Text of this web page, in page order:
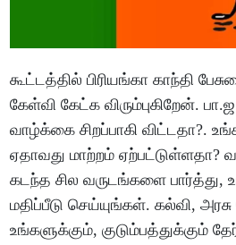
கூட்டத்தில் பிரியங்கா காந்தி
கேள்வி கேட்க விரும்புகிறேன்.
வாழ்க்கை சிறப்பாகி விட்டதா?.
ஏதாவது மாற்றம் ஏற்பட்டுள்ளதா?
கடந்த சில வருடங்களை
மதிப்பீடு செய்யுங்கள். கல்வி,
உங்களுக்கும், குடும்பத்துக்கும்